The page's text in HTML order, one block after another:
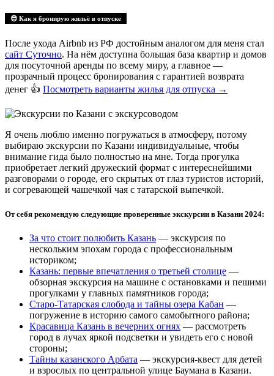
😎 Как я бронирую жильё в отпуске
После ухода Airbnb из РФ достойным аналогом для меня стал
сайт Суточно. На нём доступна большая база квартир и домов
для посуточной аренды по всему миру, а главное —
прозрачный процесс бронирования с гарантией возврата
денег 👍 Посмотреть варианты жилья для отпуска →
Я очень люблю именно погружаться в атмосферу, потому
выбираю экскурсии по Казани индивидуальные, чтобы
внимание гида было полностью на мне. Тогда прогулка
приобретает легкий дружеский формат с интереснейшими
разговорами о городе, его скрытых от глаз туристов историй,
и согревающей чашечкой чая с татарской выпечкой.
От себя рекомендую следующие проверенные экскурсии в Казани 2024:
За что стоит полюбить Казань — экскурсия по
нескольким эпохам города с профессиональным
историком;
Казань: первые впечатления о третьей столице —
обзорная экскурсия на машине с остановками и пешими
прогулками у главных памятников города;
Старо-Татарская слобода и тайны озера Кабан —
погружение в историю самого самобытного района;
Красавица Казань в вечерних огнях — рассмотреть
город в лучах яркой подсветки и увидеть его с новой
стороны;
Тайны казанского Арбата — экскурсия-квест для детей
и взрослых по центральной улице Баумана в Казани.